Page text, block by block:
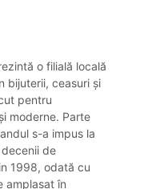
o filială locală
bijuterii, ceasuri și
pentru
moderne. Parte
s-a impus la
de
1998, odată cu
amplasat în